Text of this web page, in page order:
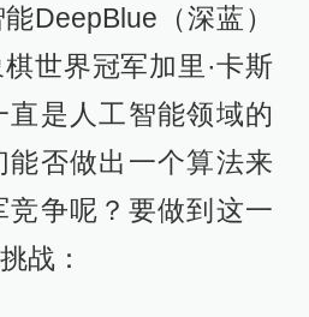
DeepBlue（深蓝）
世界冠军加里·卡斯
是人工智能领域的
能否做出一个算法来
争呢？要做到这一
战：